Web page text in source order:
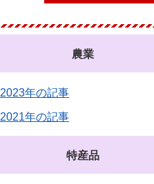
農業
2023年の記事
2021年の記事
特産品